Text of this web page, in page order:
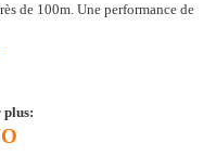
de 100m. Une performance de
plus: